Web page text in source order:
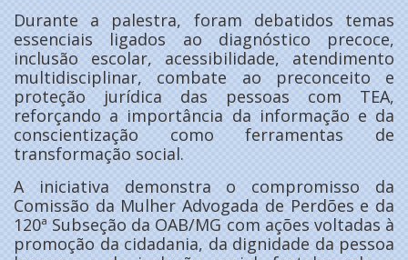
Durante a palestra, foram debatidos temas
essenciais ligados ao diagnóstico precoce,
inclusão escolar, acessibilidade, atendimento
multidisciplinar, combate ao preconceito e
proteção jurídica das pessoas com TEA,
reforçando a importância da informação e da
conscientização como ferramentas de
transformação social.
A iniciativa demonstra o compromisso da
Comissão da Mulher Advogada de Perdões e da
120ª Subseção da OAB/MG com ações voltadas à
promoção da cidadania, da dignidade da pessoa